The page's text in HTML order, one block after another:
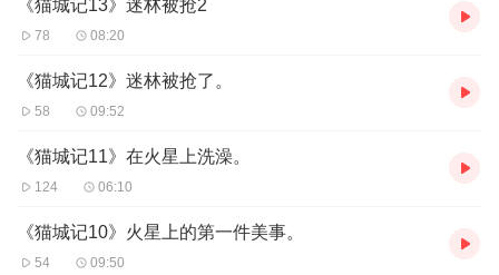
《猫城记13》迷林被抢2
78 08:20
《猫城记12》迷林被抢了。
58 09:52
《猫城记11》在火星上洗澡。
124 06:10
《猫城记10》火星上的第一件美事。
54 09:50